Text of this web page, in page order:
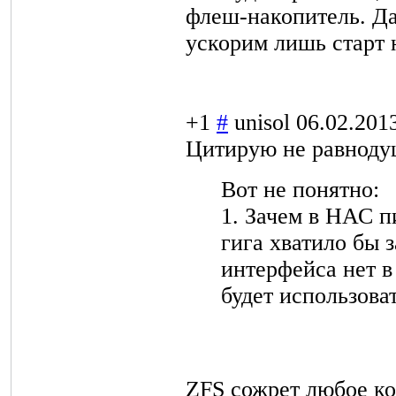
флеш-накопитель.
ускорим лишь старт
+1 # unisol
Цитирую не
Вот не понятно:
1. Зачем в НАС
гига хватило бы
интерфейса нет
будет
ZFS сожрет любое